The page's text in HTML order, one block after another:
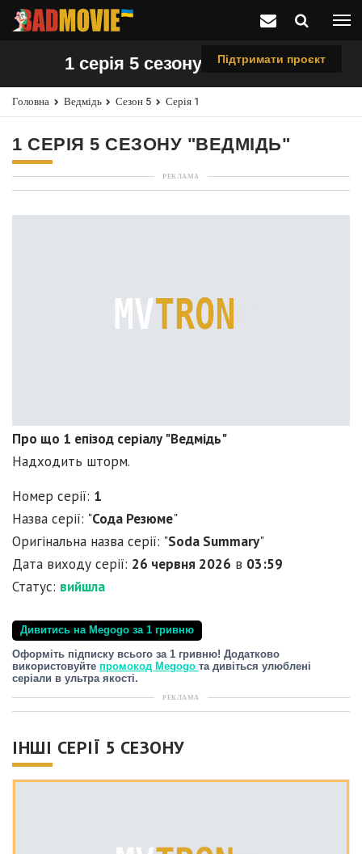
Підтримати проєкт
1 серія 5 сезону "Ведмідь"
Головна Ведмідь Сезон 5 Серія 1
1 СЕРІЯ 5 СЕЗОНУ "ВЕДМІДЬ"
РЕКЛАМА
Про що 1 епізод серіалу "Ведмідь"
Надходить шторм.
Номер серії: 1
Назва серії: "Сода Резюме"
Оригінальна назва серії: "Soda Summary"
Дата виходу серії: 26 червня 2026 в 03:59
Статус: вийшла
Дивитись на Megogo за 1 гривню
Оформіть підписку всього за 1 гривню! Додатково
використовуйте промокод Megogo та дивіться улюблені
серіали в ультра якості.
РЕКЛАМА
ІНШІ СЕРІЇ 5 СЕЗОНУ